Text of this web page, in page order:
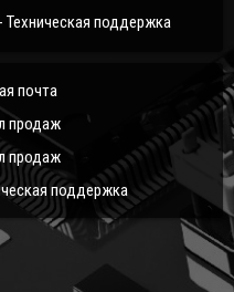
Техническая поддержка
почта
продаж
продаж
поддержка